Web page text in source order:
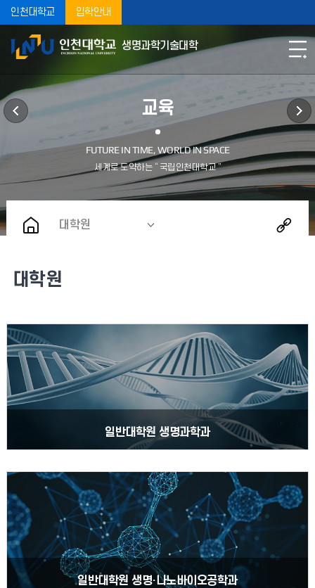
인천대학교 입학안내
생명과학기술대학
교육
대학원
대학원
일반대학원 생명과학과
일반대학원 생명·나노바이오공학과